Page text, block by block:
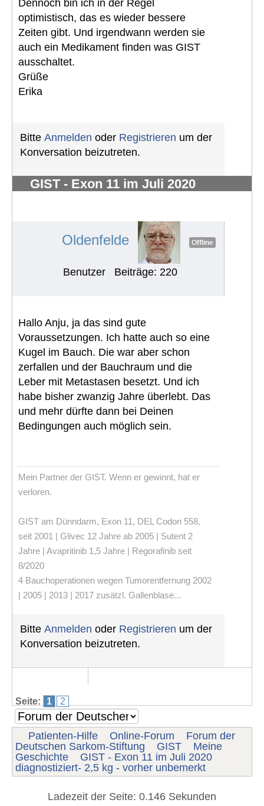
Dennoch bin ich in der Regel
optimistisch, das es wieder bessere
Zeiten gibt. Und irgendwann werden sie
auch ein Medikament finden was GIST
ausschaltet.
Grüße
Erika
Bitte Anmelden oder Registrieren um der
Konversation beizutreten.
GIST - Exon 11 im Juli 2020
Oldenfelde Offline
Benutzer Beiträge: 220
Hallo Anju, ja das sind gute
Voraussetzungen. Ich hatte auch so eine
Kugel im Bauch. Die war aber schon
zerfallen und der Bauchraum und die
Leber mit Metastasen besetzt. Und ich
habe bisher zwanzig Jahre überlebt. Das
und mehr dürfte dann bei Deinen
Bedingungen auch möglich sein.
Mein Partner der GIST. Wenn er gewinnt, hat er
verloren.
GIST am Dünndarm, Exon 11, DEL Codon 558,
seit 2001 | Glivec 12 Jahre ab 2005 | Sutent 2
Jahre | Avapritinib 1,5 Jahre | Regorafinib seit
8/2020
4 Bauchoperationen wegen Tumorentfernung 2002
| 2005 | 2013 | 2017 zusätzl. Gallenblase...
Bitte Anmelden oder Registrieren um der
Konversation beizutreten.
Seite: 1 2
Patienten-Hilfe Online-Forum
Forum der
Deutschen Sarkom-Stiftung
GIST
Meine
Geschichte
GIST - Exon 11 im Juli 2020
diagnostiziert- 2,5 kg - vorher unbemerkt
Ladezeit der Seite: 0.146 Sekunden